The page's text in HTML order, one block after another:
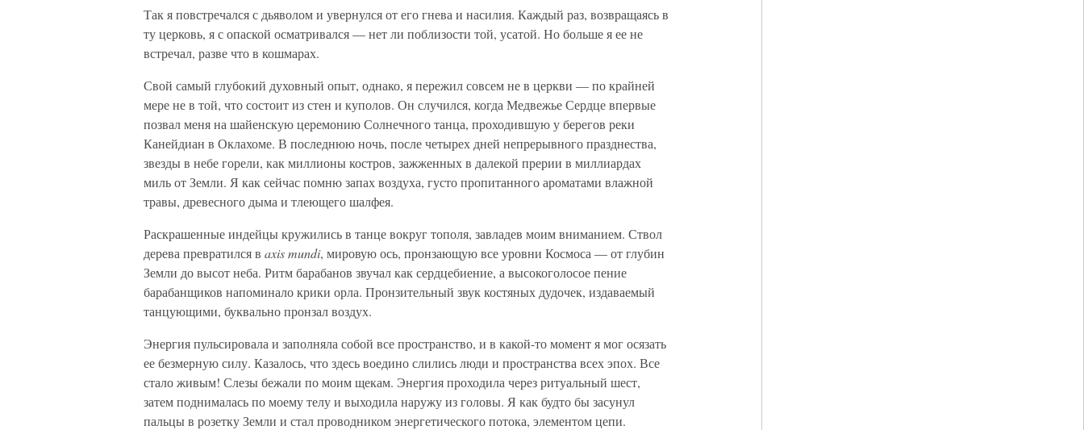
Так я повстречался с дьяволом и увернулся от его гнева и насилия. Каждый раз, возвращаясь в
ту церковь, я с опаской осматривался — нет ли поблизости той, усатой. Но больше я ее не
встречал, разве что в кошмарах.
Свой самый глубокий духовный опыт, однако, я пережил совсем не в церкви — по крайней
мере не в той, что состоит из стен и куполов. Он случился, когда Медвежье Сердце впервые
позвал меня на шайенскую церемонию Солнечного танца, проходившую у берегов реки
Канейдиан в Оклахоме. В последнюю ночь, после четырех дней непрерывного празднества,
звезды в небе горели, как миллионы костров, зажженных в далекой прерии в миллиардах
миль от Земли. Я как сейчас помню запах воздуха, густо пропитанного ароматами влажной
травы, древесного дыма и тлеющего шалфея.
Раскрашенные индейцы кружились в танце вокруг тополя, завладев моим вниманием. Ствол
дерева превратился в axis mundi, мировую ось, пронзающую все уровни Космоса — от глубин
Земли до высот неба. Ритм барабанов звучал как сердцебиение, а высокоголосое пение
барабанщиков напоминало крики орла. Пронзительный звук костяных дудочек, издаваемый
танцующими, буквально пронзал воздух.
Энергия пульсировала и заполняла собой все пространство, и в какой-то момент я мог осязать
ее безмерную силу. Казалось, что здесь воедино слились люди и пространства всех эпох. Все
стало живым! Слезы бежали по моим щекам. Энергия проходила через ритуальный шест,
затем поднималась по моему телу и выходила наружу из головы. Я как будто бы засунул
пальцы в розетку Земли и стал проводником энергетического потока, элементом цепи.